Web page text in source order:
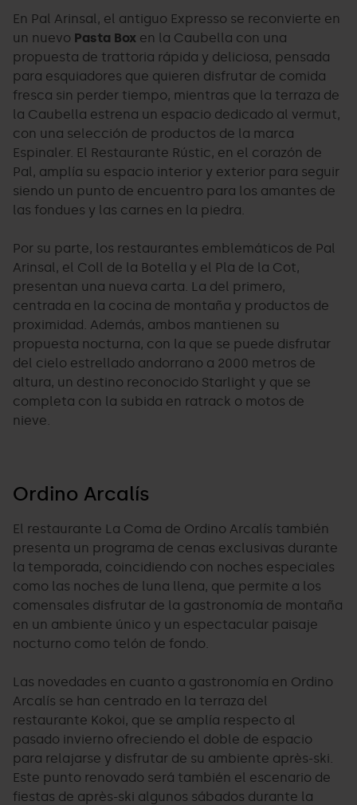
En Pal Arinsal, el antiguo Expresso se reconvierte en
un nuevo Pasta Box en la Caubella con una
propuesta de trattoria rápida y deliciosa, pensada
para esquiadores que quieren disfrutar de comida
fresca sin perder tiempo, mientras que la terraza de
la Caubella estrena un espacio dedicado al vermut,
con una selección de productos de la marca
Espinaler. El Restaurante Rústic, en el corazón de
Pal, amplía su espacio interior y exterior para seguir
siendo un punto de encuentro para los amantes de
las fondues y las carnes en la piedra.
Por su parte, los restaurantes emblemáticos de Pal
Arinsal, el Coll de la Botella y el Pla de la Cot,
presentan una nueva carta. La del primero,
centrada en la cocina de montaña y productos de
proximidad. Además, ambos mantienen su
propuesta nocturna, con la que se puede disfrutar
del cielo estrellado andorrano a 2000 metros de
altura, un destino reconocido Starlight y que se
completa con la subida en ratrack o motos de
nieve.
Ordino Arcalís
El restaurante La Coma de Ordino Arcalís también
presenta un programa de cenas exclusivas durante
la temporada, coincidiendo con noches especiales
como las noches de luna llena, que permite a los
comensales disfrutar de la gastronomía de montaña
en un ambiente único y un espectacular paisaje
nocturno como telón de fondo.
Las novedades en cuanto a gastronomía en Ordino
Arcalís se han centrado en la terraza del
restaurante Kokoi, que se amplía respecto al
pasado invierno ofreciendo el doble de espacio
para relajarse y disfrutar de su ambiente après-ski.
Este punto renovado será también el escenario de
fiestas de après-ski algunos sábados durante la